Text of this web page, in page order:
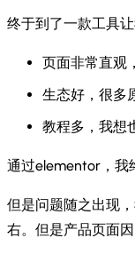
终于到了一款工具
页面非常直观
生态好，很多
教程多，我想
通过elementor，我
但是问题随之出现
右。但是产品页面